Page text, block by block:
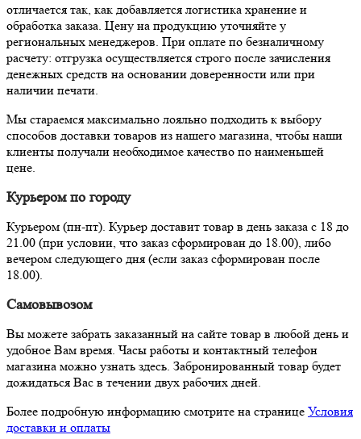
отличается так, как добавляется логистика хранение и
обработка заказа. Цену на продукцию уточняйте у
региональных менеджеров. При оплате по безналичному
расчету: отгрузка осуществляется строго после зачисления
денежных средств на основании доверенности или при
наличии печати.
Мы стараемся максимально лояльно подходить к выбору
способов доставки товаров из нашего магазина, чтобы наши
клиенты получали необходимое качество по наименьшей
цене.
Курьером по городу
Курьером (пн-пт). Курьер доставит товар в день заказа с 18 до
21.00 (при условии, что заказ сформирован до 18.00), либо
вечером следующего дня (если заказ сформирован после
18.00).
Самовывозом
Вы можете забрать заказанный на сайте товар в любой день и
удобное Вам время. Часы работы и контактный телефон
магазина можно узнать здесь. Забронированный товар будет
дожидаться Вас в течении двух рабочих дней.
Более подробную информацию смотрите на странице Условия
доставки и оплаты